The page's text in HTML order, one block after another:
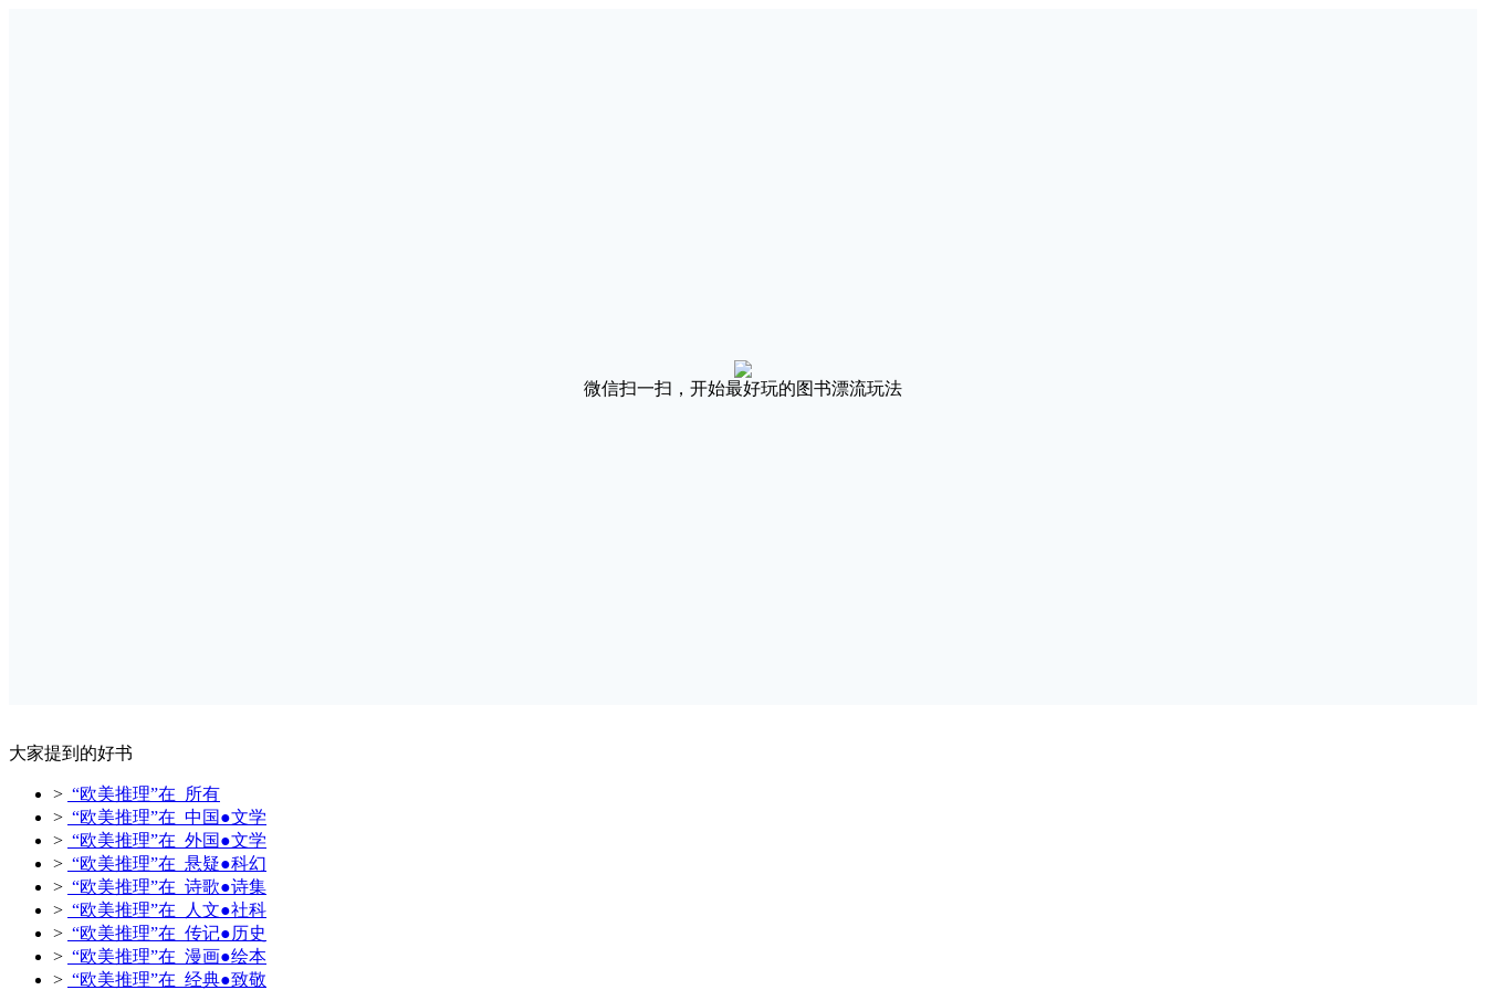
微信扫一扫，开始最好玩的图书漂流玩法
大家提到的好书
> “欧美推理”在 所有
> “欧美推理”在 中国●文学
> “欧美推理”在 外国●文学
> “欧美推理”在 悬疑●科幻
> “欧美推理”在 诗歌●诗集
> “欧美推理”在 人文●社科
> “欧美推理”在 传记●历史
> “欧美推理”在 漫画●绘本
> “欧美推理”在 经典●致敬